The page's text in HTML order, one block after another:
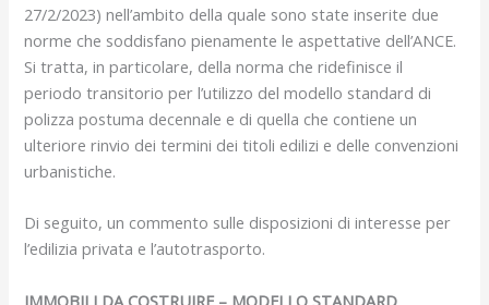
27/2/2023) nell’ambito della quale sono state inserite due
norme che soddisfano pienamente le aspettative dell’ANCE.
Si tratta, in particolare, della norma che ridefinisce il
periodo transitorio per l’utilizzo del modello standard di
polizza postuma decennale e di quella che contiene un
ulteriore rinvio dei termini dei titoli edilizi e delle convenzioni
urbanistiche.
Di seguito, un commento sulle disposizioni di interesse per
l’edilizia privata e l’autotrasporto.
IMMOBILI DA COSTRUIRE – MODELLO STANDARD